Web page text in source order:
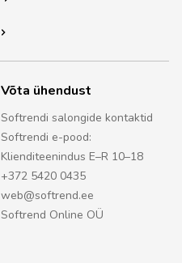
Võta ühendust
Softrendi salongide kontaktid
Softrendi e-pood:
Klienditeenindus E–R 10–18
+372 5420 0435
web@softrend.ee
Softrend Online OÜ